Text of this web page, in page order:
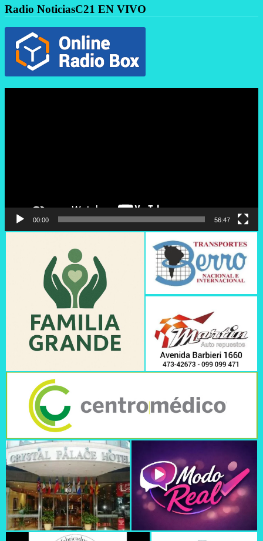
Radio NoticiasC21 EN VIVO
00:00 56:47